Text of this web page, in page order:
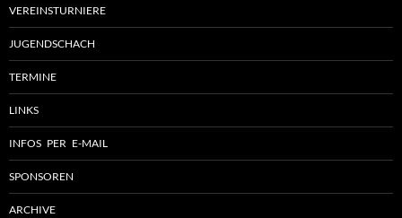
VEREINSTURNIERE
JUGENDSCHACH
TERMINE
LINKS
INFOS PER E-MAIL
SPONSOREN
ARCHIVE